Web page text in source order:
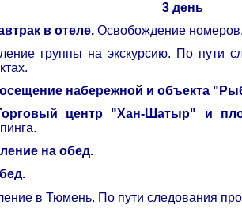
3 день
в отеле. Освобождение
группы на экскурсию. По пути
набережной и объекта
Торговый центр "Хан-Шатыр" и
на обед.
в Тюмень. По пути следования